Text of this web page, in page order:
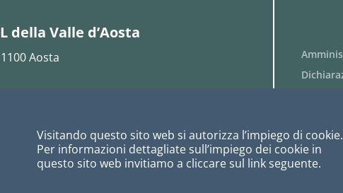
della Valle d’Aosta
Aosta
Cookies
Note
Visitando questo sito web si autorizza l’impiego di cookie.
Per informazioni dettagliate sull’impiego dei cookie in
questo sito web invitiamo a cliccare sul link seguente.